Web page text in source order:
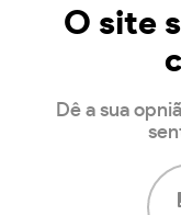
O site
Dê a sua